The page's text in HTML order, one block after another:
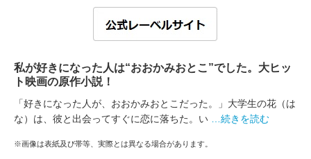
私が好きになった人は“おおかみおとこ”でした。大ヒッ
ト映画の原作小説！
「好きになった人が、おおかみおとこだった。」大学生の花（は
な）は、彼と出会ってすぐに恋に落ちた。い
…続きを読む
※画像は表紙及び帯等、実際とは異なる場合があります。